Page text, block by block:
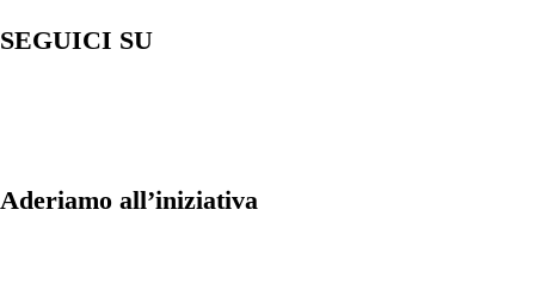
SEGUICI SU
Aderiamo all’iniziativa